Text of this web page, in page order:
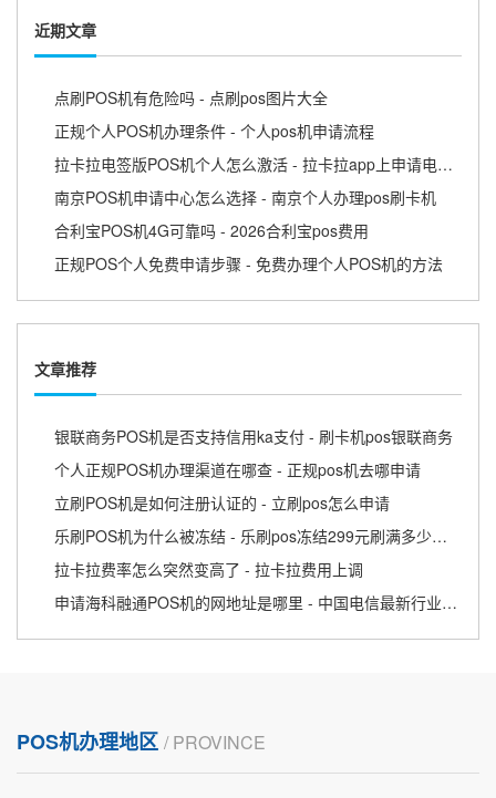
近期文章
点刷POS机有危险吗 - 点刷pos图片大全
正规个人POS机办理条件 - 个人pos机申请流程
拉卡拉电签版POS机个人怎么激活 - 拉卡拉app上申请电签pos需要收费吗
南京POS机申请中心怎么选择 - 南京个人办理pos刷卡机
合利宝POS机4G可靠吗 - 2026合利宝pos费用
正规POS个人免费申请步骤 - 免费办理个人POS机的方法
文章推荐
银联商务POS机是否支持信用ka支付 - 刷卡机pos银联商务
个人正规POS机办理渠道在哪查 - 正规pos机去哪申请
立刷POS机是如何注册认证的 - 立刷pos怎么申请
乐刷POS机为什么被冻结 - 乐刷pos冻结299元刷满多少才退款
拉卡拉费率怎么突然变高了 - 拉卡拉费用上调
申请海科融通POS机的网地址是哪里 - 中国电信最新行业动态
POS机办理地区 / PROVINCE